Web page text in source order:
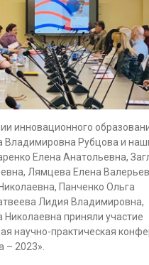
инновационного
Владимировна Рубцова и
Елена Анатольевна,
Лямцева Елена
Панченко Ольга
Лидия Владимировна,
Николаевна приняли участие
научно-практическая
– 2023».